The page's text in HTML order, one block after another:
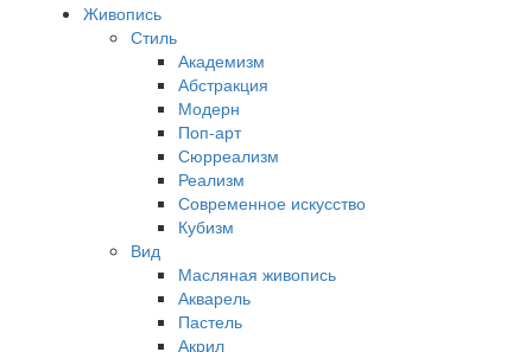
Живопись
Стиль
Академизм
Абстракция
Модерн
Поп-арт
Сюрреализм
Реализм
Современное искусство
Кубизм
Вид
Масляная живопись
Акварель
Пастель
Акрил